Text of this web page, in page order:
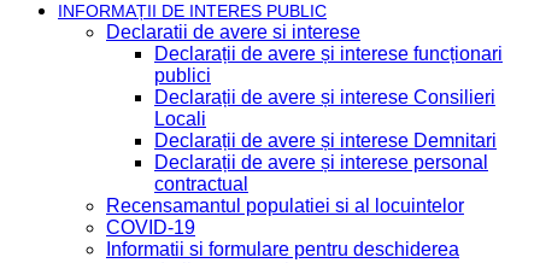
INFORMAȚII DE INTERES PUBLIC
Declaratii de avere si interese
Declarații de avere și interese funcționari
publici
Declarații de avere și interese Consilieri
Locali
Declarații de avere și interese Demnitari
Declarații de avere și interese personal
contractual
Recensamantul populatiei si al locuintelor
COVID-19
Informatii si formulare pentru deschiderea